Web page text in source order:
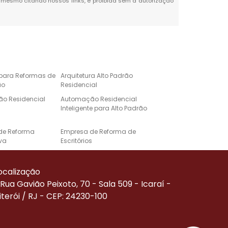
Reformas de
Arquitetura Alto Padrão
Residencial
Residencial
Automação Residencial
Inteligente para Alto Padrão
Reforma
Empresa de Reforma de
Escritórios
Residenciais de
Serviço de Automação
Rua Gavião Peixoto, 70 - Sala 509 - Icaraí -
/ RJ - CEP: 24230-100